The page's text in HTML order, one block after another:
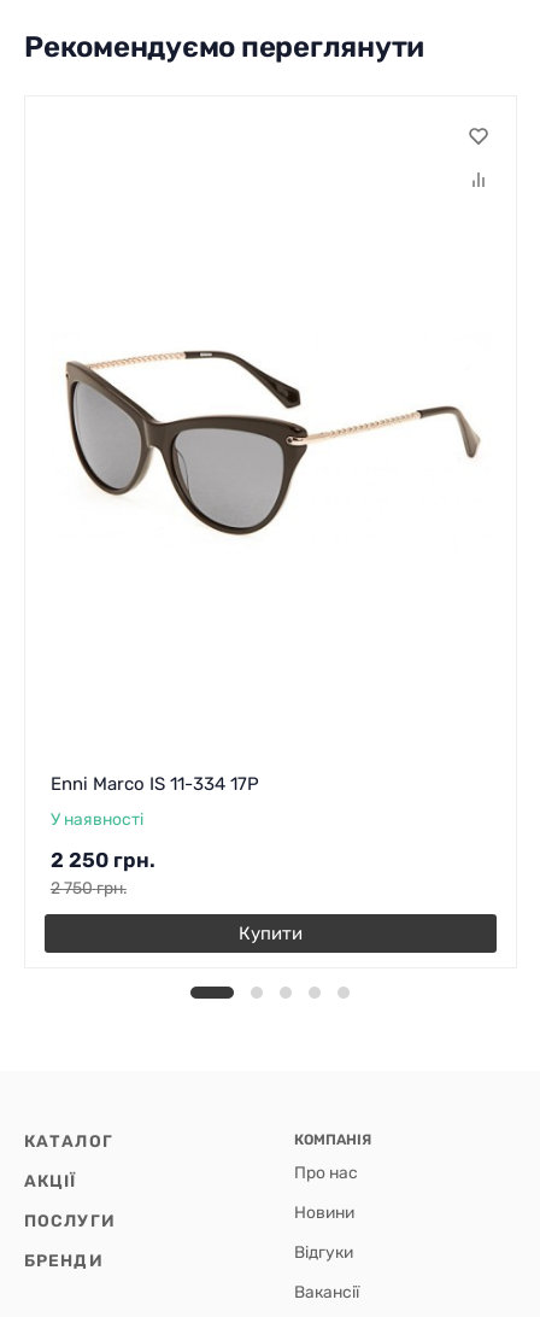
Рекомендуємо переглянути
Enni Marco IS 11-334 17P
У наявності
2 250 грн.
2 750грн.
Купити
КАТАЛОГ
АКЦІЇ
ПОСЛУГИ
БРЕНДИ
КОМПАНІЯ
Про нас
Новини
Відгуки
Вакансії